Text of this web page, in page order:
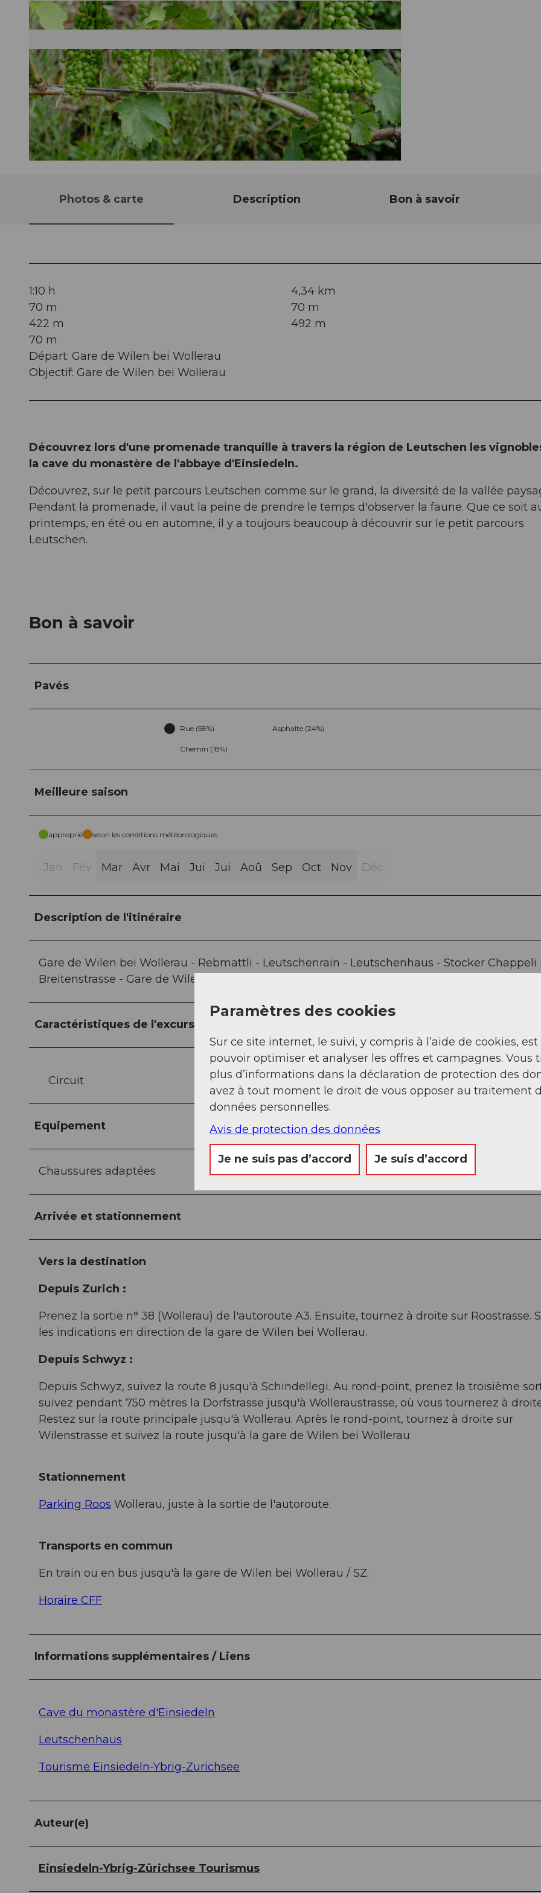
Photos & carte Description Bon à savoir
1:10 h
4,34 km
70 m
70 m
422 m
492 m
70 m
Départ: Gare de Wilen bei Wollerau
Objectif: Gare de Wilen bei Wollerau
Découvrez lors d'une promenade tranquille à travers la région de Leutschen les
la cave du monastère de l'abbaye d'Einsiedeln.
Découvrez, sur le petit parcours Leutschen comme sur le grand, la diversité de la vallée
Pendant la promenade, il vaut la peine de prendre le temps d'observer la faune. Que ce soit
printemps, en été ou en automne, il y a toujours beaucoup à découvrir sur le petit parcours
Leutschen.
Bon à savoir
Pavés
Rue (58%) Asphalte (24%)
Chemin (18%)
Meilleure saison
approprié selon les conditions météorologiques
Jan Fév Mar Avr Mai Jui Jui Aoû Sep Oct Nov Déc
Description de l'itinéraire
Gare de Wilen bei Wollerau - Rebmattli - Leutschenrain - Leutschenhaus - Stocker Chappeli
Breitenstrasse - Gare de Wilen bei Wollerau
Caractéristiques de l'excursion
Circuit
Equipement
Chaussures adaptées
Arrivée et stationnement
Vers la destination
Depuis Zurich :
Prenez la sortie n° 38 (Wollerau) de l'autoroute A3. Ensuite, tournez à droite sur Roostrasse.
les indications en direction de la gare de Wilen bei Wollerau.
Depuis Schwyz :
Depuis Schwyz, suivez la route 8 jusqu'à Schindellegi. Au rond-point, prenez la troisième
suivez pendant 750 mètres la Dorfstrasse jusqu'à Wolleraustrasse, où vous tournerez à
Restez sur la route principale jusqu'à Wollerau. Après le rond-point, tournez à droite sur
Wilenstrasse et suivez la route jusqu'à la gare de Wilen bei Wollerau.
Stationnement
Parking Roos Wollerau, juste à la sortie de l'autoroute.
Transports en commun
En train ou en bus jusqu'à la gare de Wilen bei Wollerau / SZ.
Horaire CFF
Informations supplémentaires / Liens
Cave du monastère d'Einsiedeln
Leutschenhaus
Tourisme Einsiedeln-Ybrig-Zurichsee
Auteur(e)
Einsiedeln-Ybrig-Zürichsee Tourismus
Paramètres des cookies
Sur ce site internet, le suivi, y compris à l’aide de cookies,
pouvoir optimiser et analyser les offres et campagnes. Vous
plus d’informations dans la déclaration de protection des
avez à tout moment le droit de vous opposer au traitement
données personnelles.
Avis de protection des données
Je ne suis pas d’accord Je suis d’accord